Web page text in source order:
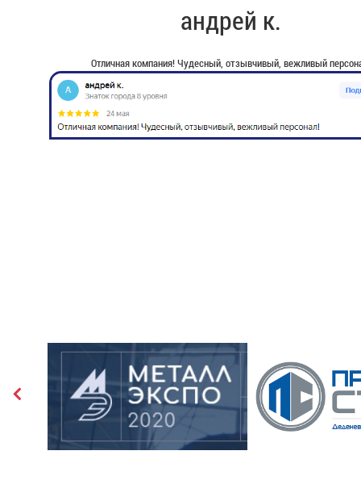
андрей к.
Отличная компания! Чудесный, отзывчивый, вежливый